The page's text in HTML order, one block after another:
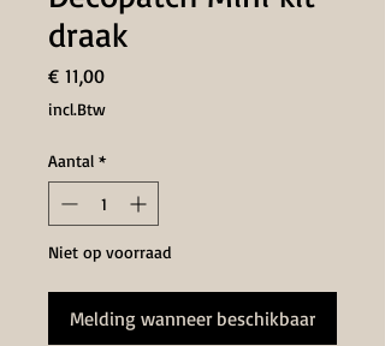
draak
€ 11,00Prijs
incl.Btw
Aantal *
Niet op voorraad
Melding wanneer beschikbaar